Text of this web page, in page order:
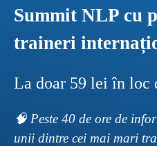
Summit NLP cu
traineri
La doar 59 lei în loc
🧠 Peste 40 de ore de
unii dintre cei mai mari